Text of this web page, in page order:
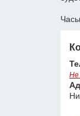
Не